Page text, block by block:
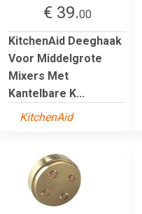
€ 39.00
KitchenAid Deeghaak
Voor Middelgrote
Mixers Met
Kantelbare K...
KitchenAid